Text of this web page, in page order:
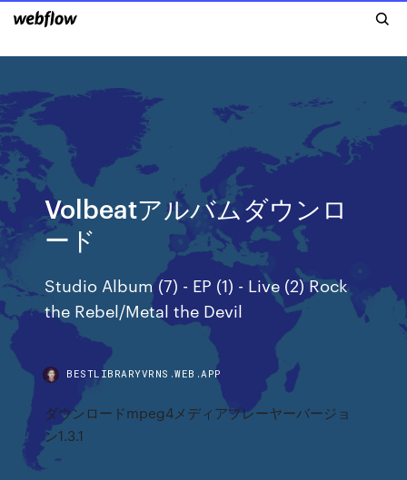
Volbeatアルバムダウンロ
ード
Studio Album (7) - EP (1) - Live (2) Rock
the Rebel/Metal the Devil
BESTLIBRARYVRNS.WEB.APP
ダウンロードmpeg4メディアプレーヤーバージョ
ン1.3.1